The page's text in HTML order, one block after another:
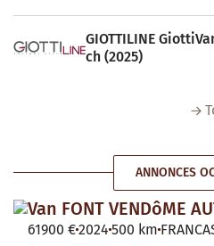
GIOTTILINE
ch (2025)
ANNONCES
Van FONT VENDôME
61900 €2024 500 km